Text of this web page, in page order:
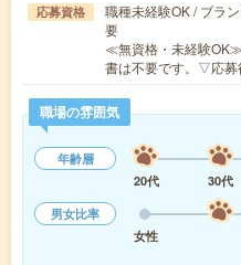
応募資格
職種未経験OK / ブラ
要
≪無資格・未経験
書は不要です。▽応
職場の雰囲気
年齢層
20代
30代
男女比率
女性